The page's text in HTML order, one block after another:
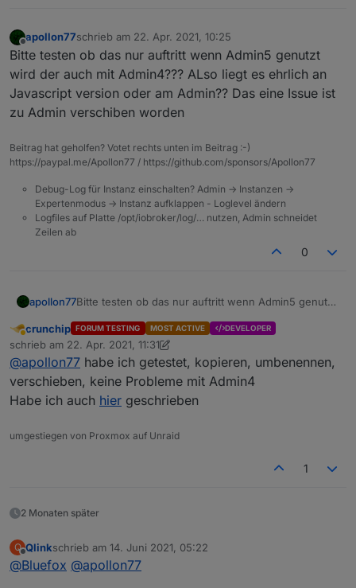
Offline
apollon77schrieb am 22. Apr. 2021, 10:25
zuletzt editiert von
Bitte testen ob das nur auftritt wenn Admin5 genutzt
wird der auch mit Admin4??? ALso liegt es ehrlich an
Javascript version oder am Admin?? Das eine Issue ist
zu Admin verschiben worden
Beitrag hat geholfen? Votet rechts unten im Beitrag :-)
https://paypal.me/Apollon77 / https://github.com/sponsors/Apollon77
Debug-Log für Instanz einschalten? Admin -> Instanzen ->
Expertenmodus -> Instanz aufklappen - Loglevel ändern
Logfiles auf Platte /opt/iobroker/log/… nutzen, Admin schneidet
Zeilen ab
0
apollon77Bitte testen ob das nur auftritt wenn Admin5 genutzt
Javascript version oder am Admin?? Das eine Issue
ist zu Admin verschiben worden
Abwesend
crunchip FORUM TESTING MOST ACTIVE DEVELOPER
schrieb am 22. Apr. 2021, 11:31
zuletzt editiert von crunchip
@apollon77 habe ich getestet, kopieren, umbenennen,
verschieben, keine Probleme mit Admin4
Habe ich auch hier geschrieben
umgestiegen von Proxmox auf Unraid
1
2 Monaten später
Q
Offline
Qlinkschrieb am 14. Juni 2021, 05:22
zuletzt editiert von
@Bluefox @apollon77